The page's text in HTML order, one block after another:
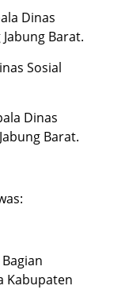
Dinas
Barat.
Sosial
Dinas
Barat.
Kabupaten